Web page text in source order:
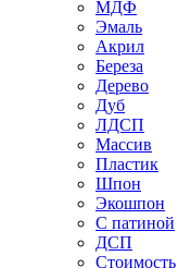
МДФ
Эмаль
Акрил
Береза
Дерево
Дуб
ЛДСП
Массив
Пластик
Шпон
Экошпон
С патиной
ДСП
Стоимость